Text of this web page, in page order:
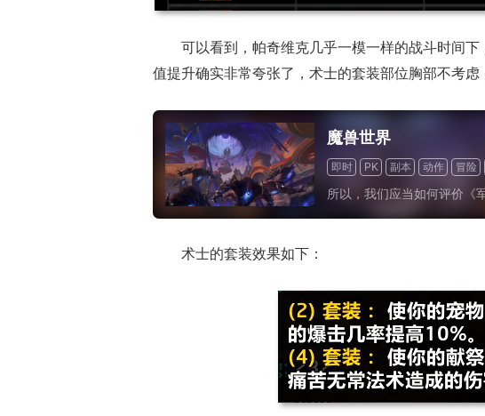
可以看到，帕奇维克几乎一模一样的战斗时间
值提升确实非常夸张了，术士的套装部位胸部不考虑
魔兽世界
即时 PK 副本 动作 冒险
所以，我们应当如何评价《
术士的套装效果如下：
正惊漫谈：从MU开始，为
什么网游翅膀成了"躲不掉
的刚需"？